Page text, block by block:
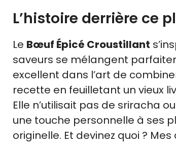
L’histoire derrière ce
Le Bœuf Épicé Croustillant
saveurs se mélangent
excellent dans l’art de
recette en feuilletant un vieux
Elle n’utilisait pas de sriracha
une touche personnelle à ses
originelle. Et devinez quoi ?